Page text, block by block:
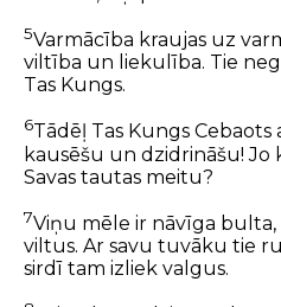
5Varmācība kraujas uz
viltība un liekulība. Tie
Tas Kungs.
6Tādēļ Tas Kungs Cebaots
kausēšu un dzidrināšu! Jo
Savas tautas meitu?
7Viņu mēle ir nāvīga
viltus. Ar savu tuvāku tie
sirdī tam izliek valgus.